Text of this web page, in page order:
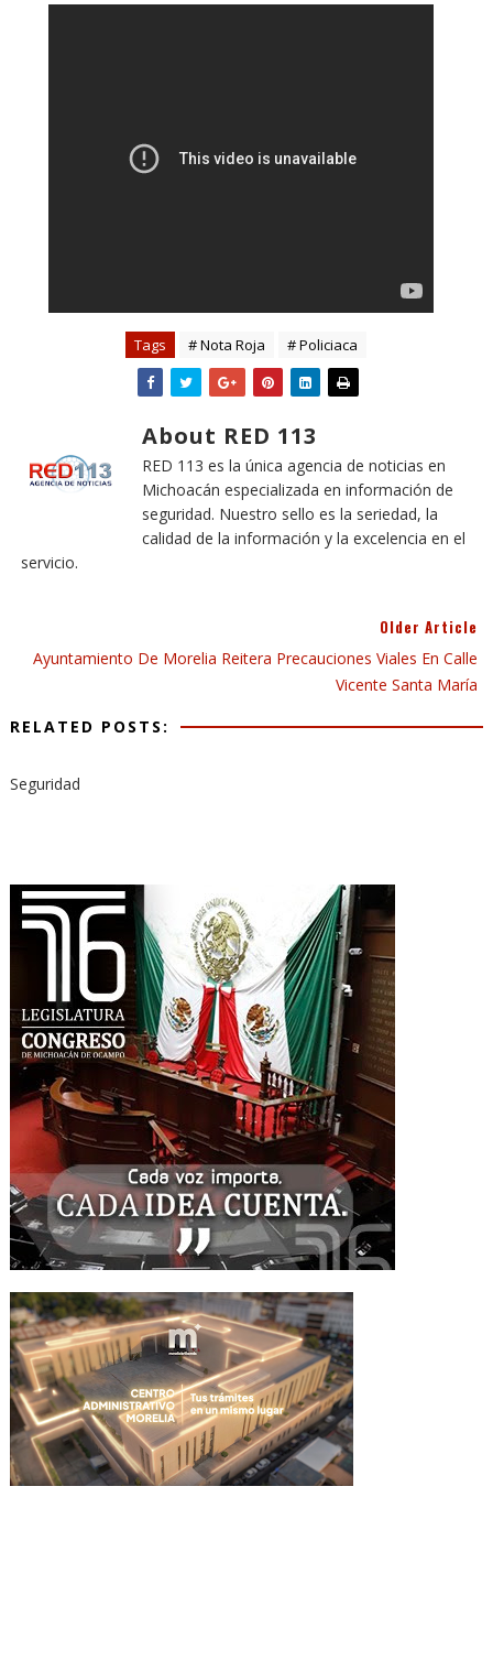
Tags # Nota Roja # Policiaca
About RED 113
RED 113 es la única agencia de noticias en
Michoacán especializada en información de
seguridad. Nuestro sello es la seriedad, la
calidad de la información y la excelencia en el
servicio.
Older Article
Ayuntamiento De Morelia Reitera Precauciones Viales En Calle
Vicente Santa María
RELATED POSTS:
Seguridad